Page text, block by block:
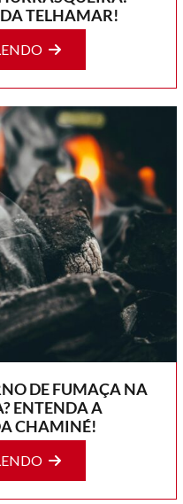
TELHAMAR!
DE FUMAÇA NA
ENTENDA A
CHAMINÉ!